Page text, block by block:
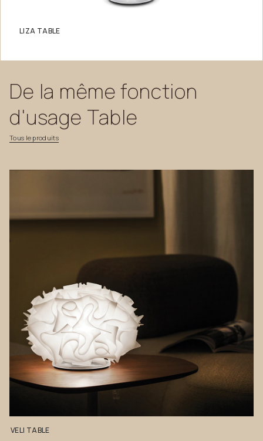
LIZA TABLE
Tous le produits
De la même fonction
d'usage Table
VELI TABLE